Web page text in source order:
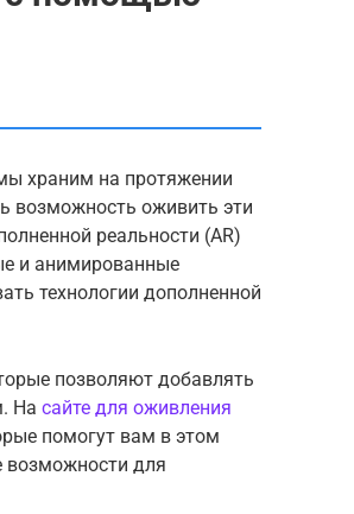
храним на протяжении
возможность оживить эти
реальности (AR)
и анимированные
технологии дополненной
позволяют добавлять
На сайте для оживления
помогут вам в этом
возможности для